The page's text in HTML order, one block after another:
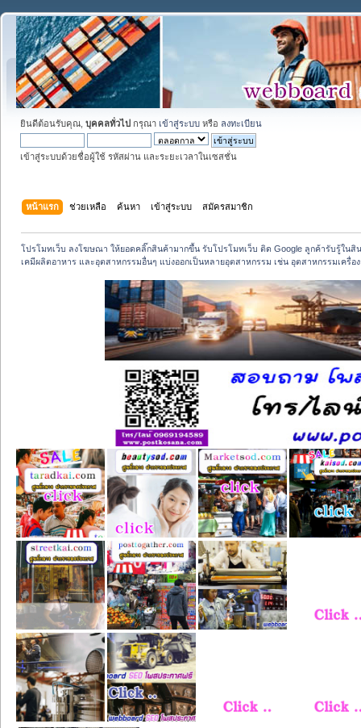
ยินดีต้อนรับคุณ, บุคคลทั่วไป กรุณา เข้าสู่ระบบ หรือ ลงทะเบียน
เข้าสู่ระบบด้วยชื่อผู้ใช้ รหัสผ่าน และระยะเวลาในเซสชั่น
หน้าแรก ช่วยเหลือ ค้นหา เข้าสู่ระบบ สมัครสมาชิก
โปรโมทเว็บ ลงโฆษณา ให้ยอดคลิ๊กสินค้ามากขึ้น รับโปรโมทเว็บ ติด Google ลูกค้ารับรู้ใน
เคมีผลิตอาหาร และอุตสาหกรรมอื่นๆ แบ่งออกเป็นหลายอุตสาหกรรม เช่น อุตสาหกรรมเครื่